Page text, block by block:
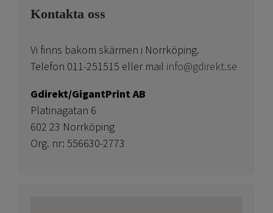
Kontakta oss
Vi finns bakom skärmen i Norrköping.
Telefon 011-251515 eller mail info@gdirekt.se
Gdirekt/GigantPrint AB
Platinagatan 6
602 23 Norrköping
Org. nr: 556630-2773